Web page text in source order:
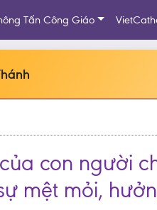
Tấn Công Giáo
con người
mệt mỏi,